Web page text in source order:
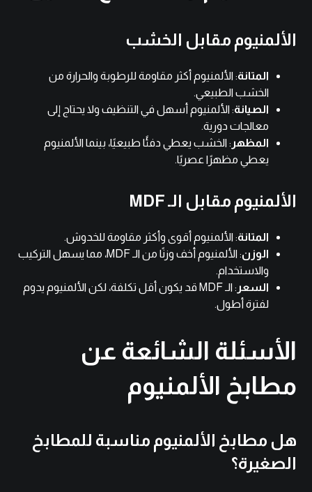
الألمنيوم مقابل الخشب
المتانة: الألمنيوم أكثر مقاومة للرطوبة والحرارة من
الخشب الطبيعي.
الصيانة: الألمنيوم أسهل في التنظيف ولا يحتاج إلى
معالجات دورية.
المظهر : الخشب يعطي دفئًا طبيعيًا، بينما الألمنيوم
يعطي مظهرًا عصريًا.
الألمنيوم مقابل الـ MDF
المتانة: الألمنيوم أقوى وأكثر مقاومة للخدوش.
الوزن
: الألمنيوم أخف وزنًا من الـ MDF، مما يسهل التركيب
والاستخدام.
السعر
: الـ MDF قد يكون أقل تكلفة، لكن الألمنيوم يدوم
لفترة أطول.
الأسئلة الشائعة عن
مطابخ الألمنيوم
هل مطابخ الألمنيوم مناسبة للمطابخ
الصغيرة؟